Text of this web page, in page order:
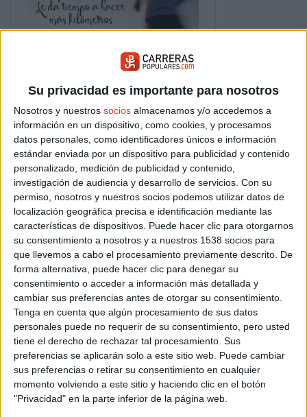
Su privacidad es importante para nosotros
Nosotros y nuestros socios almacenamos y/o accedemos a
información en un dispositivo, como cookies, y procesamos
datos personales, como identificadores únicos e información
estándar enviada por un dispositivo para publicidad y contenido
personalizado, medición de publicidad y contenido,
investigación de audiencia y desarrollo de servicios. Con su
permiso, nosotros y nuestros socios podemos utilizar datos de
localización geográfica precisa e identificación mediante las
características de dispositivos. Puede hacer clic para otorgarnos
su consentimiento a nosotros y a nuestros 1538 socios para
que llevemos a cabo el procesamiento previamente descrito. De
forma alternativa, puede hacer clic para denegar su
consentimiento o acceder a información más detallada y
cambiar sus preferencias antes de otorgar su consentimiento.
Tenga en cuenta que algún procesamiento de sus datos
personales puede no requerir de su consentimiento, pero usted
tiene el derecho de rechazar tal procesamiento. Sus
preferencias se aplicarán solo a este sitio web. Puede cambiar
sus preferencias o retirar su consentimiento en cualquier
momento volviendo a este sitio y haciendo clic en el botón
"Privacidad" en la parte inferior de la página web.
REGLAMENTO
TAMBIEN TE PUEDE INTERESAR
Planifica tu carrera